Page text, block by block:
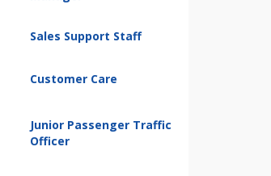
Sales Support Staff
Customer Care
Junior Passenger Traffic
Officer